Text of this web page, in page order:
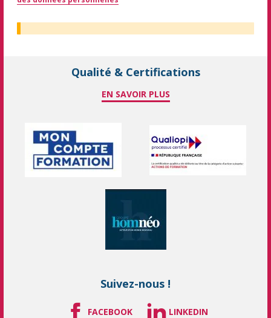
Qualité & Certifications
EN SAVOIR PLUS
Suivez-nous !
FACEBOOK LINKEDIN